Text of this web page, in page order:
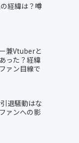
経緯は？噂
兼Vtuberと
った？経緯
ァン目線で
退騒動はな
ァンへの影